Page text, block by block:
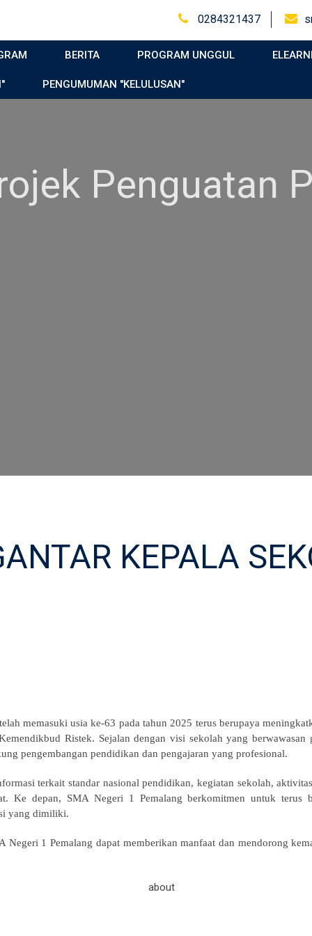
0284321437
BERITA PROGRAM UNGGUL
PENGUMUMAN "KELULUSAN"
Profil
KEPALA
memasuki usia ke-63 pada tahun 2025 terus berupaya
Ristek. Sejalan dengan visi sekolah yang
pengembangan pendidikan dan pengajaran yang profesional.
terkait standar nasional pendidikan, kegiatan sekolah,
Ke depan, SMA Negeri 1 Pemalang berkomitmen untuk terus
yang dimiliki.
Negeri 1 Pemalang dapat memberikan manfaat dan mendorong